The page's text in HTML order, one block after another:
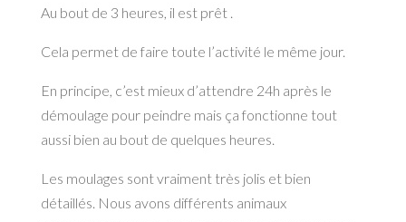
Au bout de 3 heures, il est prêt .
Cela permet de faire toute l’activité le même jour.
En principe, c’est mieux d’attendre 24h après le
démoulage pour peindre mais ça fonctionne tout
aussi bien au bout de quelques heures.
Les moulages sont vraiment très jolis et bien
détaillés. Nous avons différents animaux